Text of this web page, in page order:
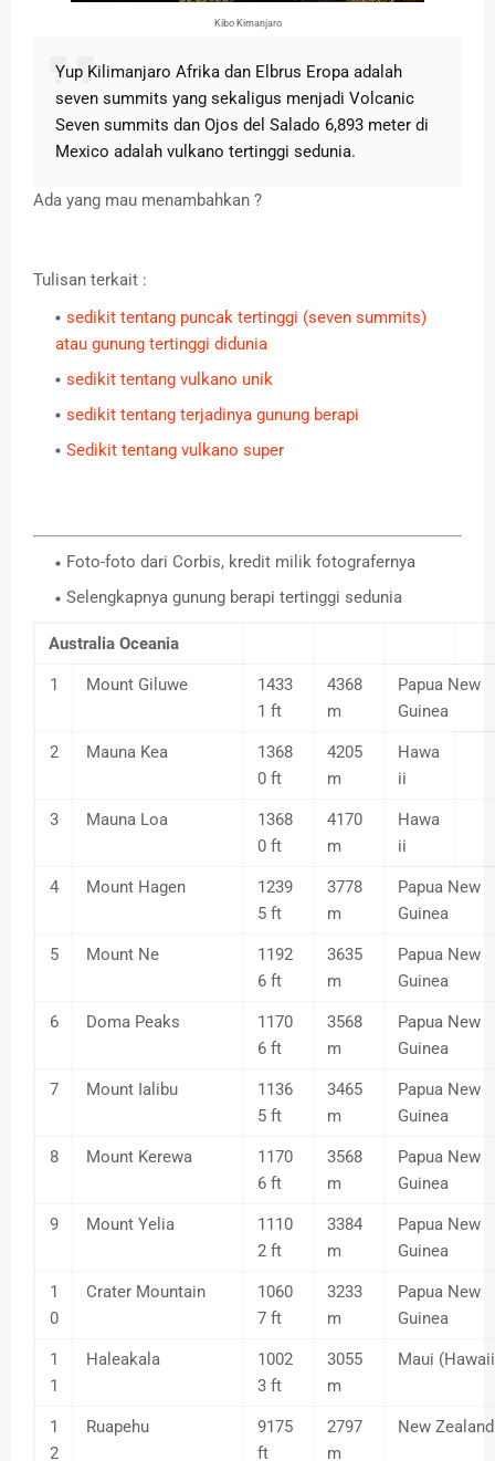
Kibo Kimanjaro
Yup Kilimanjaro Afrika dan Elbrus Eropa adalah
seven summits yang sekaligus menjadi Volcanic
Seven summits dan Ojos del Salado 6,893 meter di
Mexico adalah vulkano tertinggi sedunia.
Ada yang mau menambahkan ?
Tulisan terkait :
sedikit tentang puncak tertinggi (seven summits)
atau gunung tertinggi didunia
sedikit tentang vulkano unik
sedikit tentang terjadinya gunung berapi
Sedikit tentang vulkano super
Foto-foto dari Corbis, kredit milik fotografernya
Selengkapnya gunung berapi tertinggi sedunia
Australia Oceania
1 Mount Giluwe
1433
1 ft
4368
m
Papua New
Guinea
2 Mauna Kea
1368
0 ft
4205
m
Hawa
ii
3 Mauna Loa
1368
0 ft
4170
m
Hawa
ii
4 Mount Hagen
1239
5 ft
3778
m
Papua New
Guinea
5 Mount Ne
1192
6 ft
3635
m
Papua New
Guinea
6 Doma Peaks
1170
6 ft
3568
m
Papua New
Guinea
7 Mount Ialibu
1136
5 ft
3465
m
Papua New
Guinea
8 Mount Kerewa
1170
6 ft
3568
m
Papua New
Guinea
9 Mount Yelia
1110
2 ft
3384
m
Papua New
Guinea
1
0
Crater Mountain
1060
7 ft
3233
m
Papua New
Guinea
1
1
Haleakala
1002
3 ft
3055
m
Maui
1
2
Ruapehu
9175
ft
2797
m
New Zealand